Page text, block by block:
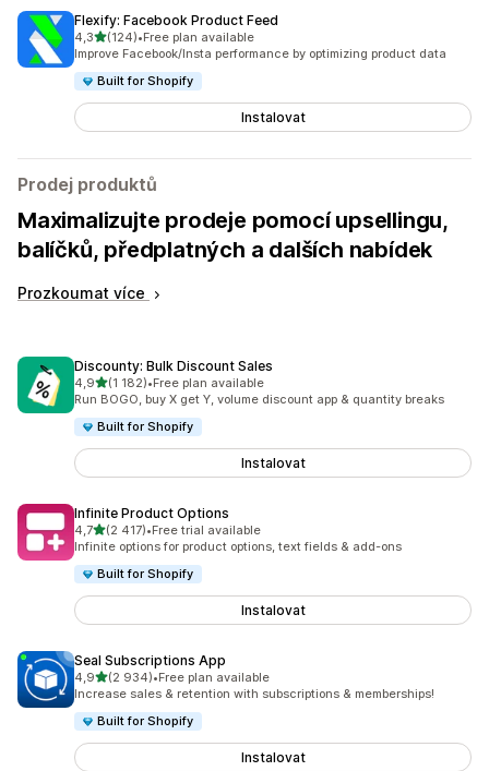
Flexify: Facebook Product Feed
4,3z 5 hvězd
(124)
Celkový počet recenzí: 124
•Free plan available
Improve Facebook/Insta performance by optimizing product data
Built for Shopify
Instalovat
Prodej produktů
Maximalizujte prodeje pomocí upsellingu,
balíčků, předplatných a dalších nabídek
Prozkoumat více
Discounty: Bulk Discount Sales
4,9z 5 hvězd
(1 182)
Celkový počet recenzí: 1182
•Free plan available
Run BOGO, buy X get Y, volume discount app & quantity breaks
Built for Shopify
Instalovat
Infinite Product Options
4,7z 5 hvězd
(2 417)
Celkový počet recenzí: 2417
•Free trial available
Infinite options for product options, text fields & add-ons
Built for Shopify
Instalovat
Seal Subscriptions App
4,9z 5 hvězd
(2 934)
Celkový počet recenzí: 2934
•Free plan available
Increase sales & retention with subscriptions & memberships!
Built for Shopify
Instalovat